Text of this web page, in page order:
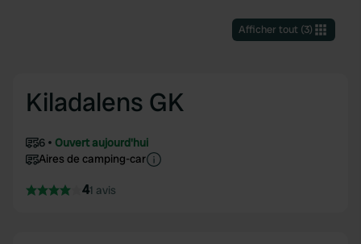
Afficher tout(3)
Kiladalens GK
6
Ouvert aujourd'hui
Aires de camping-car
41 avis